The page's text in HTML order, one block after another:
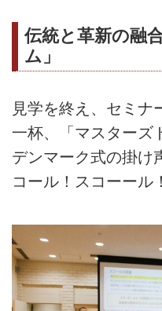
伝統と革新の融
ム」
見学を終え、セミナ
一杯、「マスターズ
デンマーク式の掛け
コール！スコーール